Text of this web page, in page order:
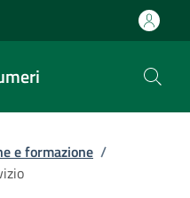
e formazione /